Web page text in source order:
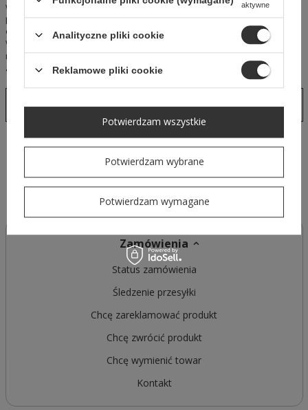
wyrafinowania i uniwersalności. To element garderoby, który nie
poddaje się sezonowym trendom, a jednocześnie nieustannie
ewoluuje pod wzglęfradem kroju, detalu i technologii wykonania.
Współczesne modele łączą tradycyjną estetykę z nowoczesnymi
rozwiązaniami konstrukcyjnymi, odpowiadając na potrzeby kobiet
aktywnych, wymagających i świadomych swojego stylu.
Czytaj więcej
Zamówienia
Status zamówienia
Śledzenie przesyłki
Chcę zareklamować produkt
Chcę zwrócić produkt
Chcę wymienić towar
Kontakt
aktywne
Analityczne pliki cookie
Reklamowe pliki cookie
Potwierdzam wybrane
Potwierdzam wymagane
Potwierdzam wszystkie